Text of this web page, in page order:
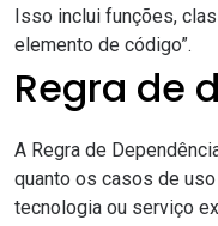
Isso inclui funções,
elemento de código”.
Regra de
A Regra de
quanto os casos de
tecnologia ou serviço